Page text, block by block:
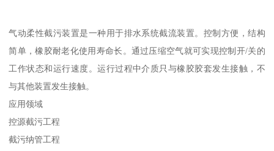
气动柔性截污装置是一种用于排水系统截流装置。控制方便，结构
简单，橡胶耐老化使用寿命长。通过压缩空气就可实现控制开/关的
工作状态和运行速度。运行过程中介质只与橡胶胶套发生接触，不
与其他装置发生接触。
应用领域
控源截污工程
截污纳管工程